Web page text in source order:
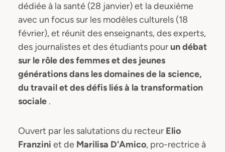
dédiée à la santé (28 janvier) et la deuxième
avec un focus sur les modèles culturels (18
février), et réunit des enseignants, des experts,
des journalistes et des étudiants pourun débat
sur le rôle des femmes et des jeunes
générations dans les domaines de la science,
du travail et des défis liés à la transformation
sociale .
Ouvert par les salutations du recteur Elio
Franzini et de Marilisa D'Amico, pro-rectrice à